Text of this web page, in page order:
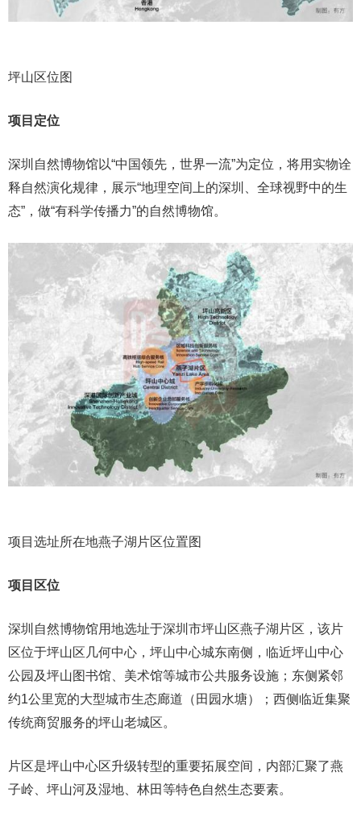
坪山区位图
项目定位
深圳自然博物馆以“中国领先，世界一流”为定位，将用实物诠
释自然演化规律，展示“地理空间上的深圳、全球视野中的生
态”，做“有科学传播力”的自然博物馆。
项目选址所在地燕子湖片区位置图
项目区位
深圳自然博物馆用地选址于深圳市坪山区燕子湖片区，该片
区位于坪山区几何中心，坪山中心城东南侧，临近坪山中心
公园及坪山图书馆、美术馆等城市公共服务设施；东侧紧邻
约1公里宽的大型城市生态廊道（田园水塘）；西侧临近集聚
传统商贸服务的坪山老城区。
片区是坪山中心区升级转型的重要拓展空间，内部汇聚了燕
子岭、坪山河及湿地、林田等特色自然生态要素。